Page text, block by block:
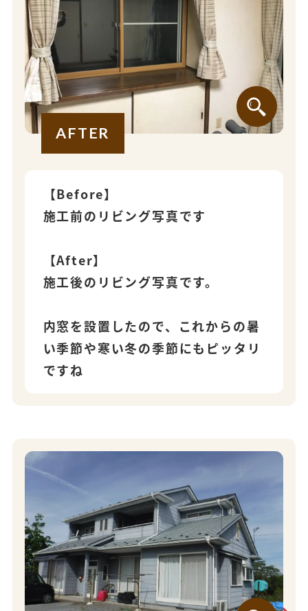
AFTER
【Before】
施工前のリビング写真です
【After】
施工後のリビング写真です。
内窓を設置したので、これからの暑
い季節や寒い冬の季節にもピッタリ
ですね